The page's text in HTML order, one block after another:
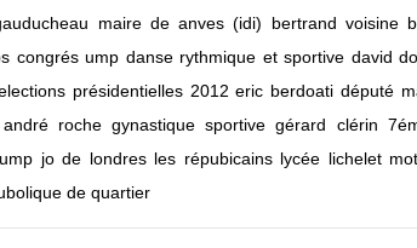
maire de anves (idi)
bertrand voisine
congrés ump danse rythmique et sportive david
présidentielles 2012 eric berdoati député
roche gynastique sportive gérard clérin
jo de londres les répubicains lycée lichelet
de quartier